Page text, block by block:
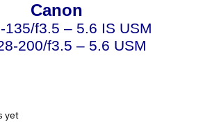
Canon
135/f3.5 – 5.6 IS USM
200/f3.5 – 5.6 USM
yet